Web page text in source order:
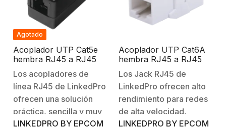
RJ45.Blindado.No. de
puertos: 2.
Agotado
Acoplador UTP Cat5e
hembra RJ45 a RJ45
hembra
Los acopladores de
línea RJ45 de LinkedPro
ofrecen una solución
práctica, sencilla y muy
eficaz para unir dos
LINKEDPRO BY EPCOM
Acoplador UTP Cat6A
hembra RJ45 a RJ45
hembra Color Blanco
Los Jack RJ45 de
LinkedPro ofrecen alto
rendimiento para redes
de alta velocidad,
vienen codificados por
LINKEDPRO BY EPCOM